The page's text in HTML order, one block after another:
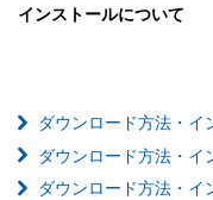
インストールについて
ダウンロード方法・イ
ダウンロード方法・イ
ダウンロード方法・イ